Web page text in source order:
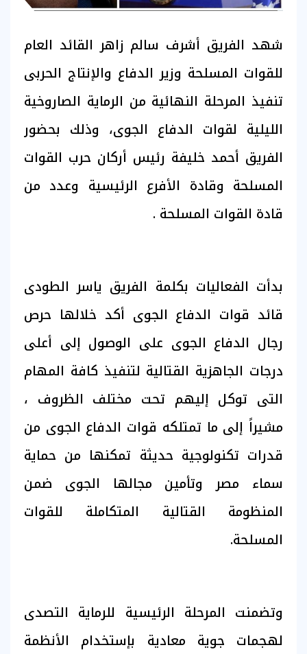
شهد الفريق أشرف سالم زاهر القائد العام
للقوات المسلحة وزير الدفاع والإنتاج الحربى
تنفيذ المرحلة النهائية من الرماية الصاروخية
الليلية لقوات الدفاع الجوى، وذلك بحضور
الفريق أحمد خليفة رئيس أركان حرب القوات
المسلحة وقادة الأفرع الرئيسية وعدد من
قادة القوات المسلحة .
بدأت الفعاليات بكلمة الفريق ياسر الطودى
قائد قوات الدفاع الجوى أكد خلالها حرص
رجال الدفاع الجوى على الوصول إلى أعلى
درجات الجاهزية القتالية لتنفيذ كافة المهام
التى توكل إليهم تحت مختلف الظروف ،
مشيراً إلى ما تمتلكه قوات الدفاع الجوى من
قدرات تكنولوجية حديثة تمكنها من حماية
سماء مصر وتأمين مجالها الجوى ضمن
المنظومة القتالية المتكاملة للقوات
المسلحة.
وتضمنت المرحلة الرئيسية للرماية التصدى
لهجمات جوية معادية بإستخدام الأنظمة